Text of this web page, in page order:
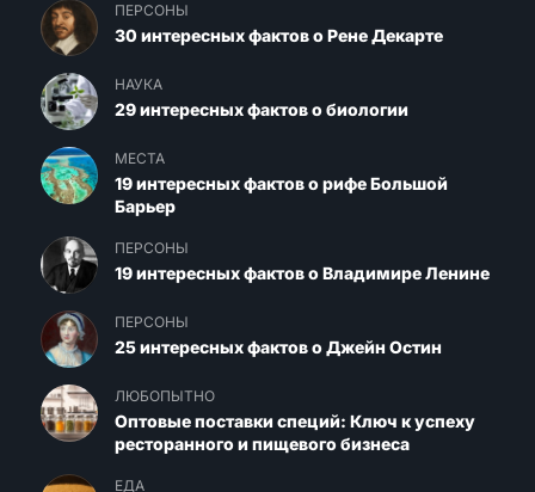
ПЕРСОНЫ
30 интересных фактов о Рене Декарте
НАУКА
29 интересных фактов о биологии
МЕСТА
19 интересных фактов о рифе Большой
Барьер
ПЕРСОНЫ
19 интересных фактов о Владимире Ленине
ПЕРСОНЫ
25 интересных фактов о Джейн Остин
ЛЮБОПЫТНО
Оптовые поставки специй: Ключ к успеху
ресторанного и пищевого бизнеса
ЕДА